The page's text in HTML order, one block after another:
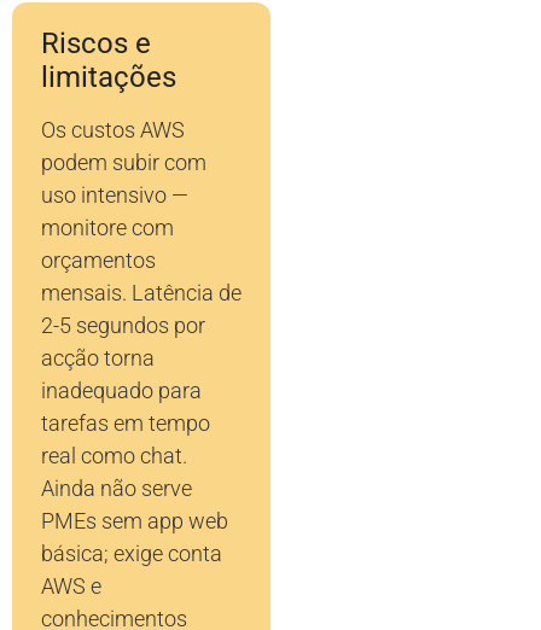
Riscos e
limitações
Os custos AWS
podem subir com
uso intensivo —
monitore com
orçamentos
mensais. Latência de
2-5 segundos por
acção torna
inadequado para
tarefas em tempo
real como chat.
Ainda não serve
PMEs sem app web
básica; exige conta
AWS e
conhecimentos